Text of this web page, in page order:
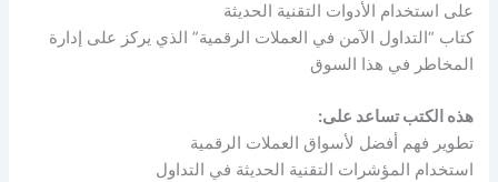
على استخدام الأدوات التقنية الحديثة
كتاب “التداول الآمن في العملات الرقمية” الذي يركز على إدارة
المخاطر في هذا السوق
هذه الكتب تساعد على:
تطوير فهم أفضل لأسواق العملات الرقمية
استخدام المؤشرات التقنية الحديثة في التداول